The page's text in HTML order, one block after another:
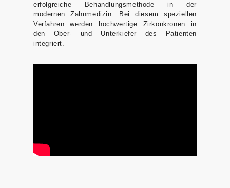
erfolgreiche Behandlungsmethode in der
modernen Zahnmedizin. Bei diesem speziellen
Verfahren werden hochwertige Zirkonkronen in
den Ober- und Unterkiefer des Patienten
integriert.